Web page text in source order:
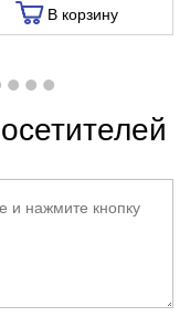
В корзину